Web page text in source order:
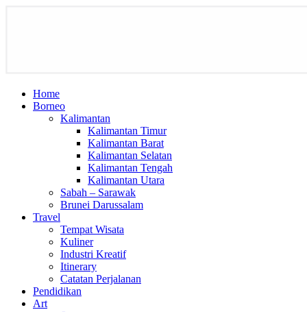
Home
Borneo
Kalimantan
Kalimantan Timur
Kalimantan Barat
Kalimantan Selatan
Kalimantan Tengah
Kalimantan Utara
Sabah – Sarawak
Brunei Darussalam
Travel
Tempat Wisata
Kuliner
Industri Kreatif
Itinerary
Catatan Perjalanan
Pendidikan
Art